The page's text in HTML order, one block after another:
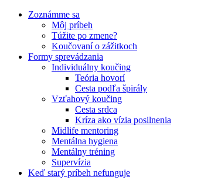
Zoznámme sa
Môj príbeh
Túžite po zmene?
Koučovaní o zážitkoch
Formy sprevádzania
Individuálny koučing
Teória hovorí
Cesta podľa špirály
Vzťahový koučing
Cesta srdca
Kríza ako vízia posilnenia
Midlife mentoring
Mentálna hygiena
Mentálny tréning
Supervízia
Keď starý príbeh nefunguje